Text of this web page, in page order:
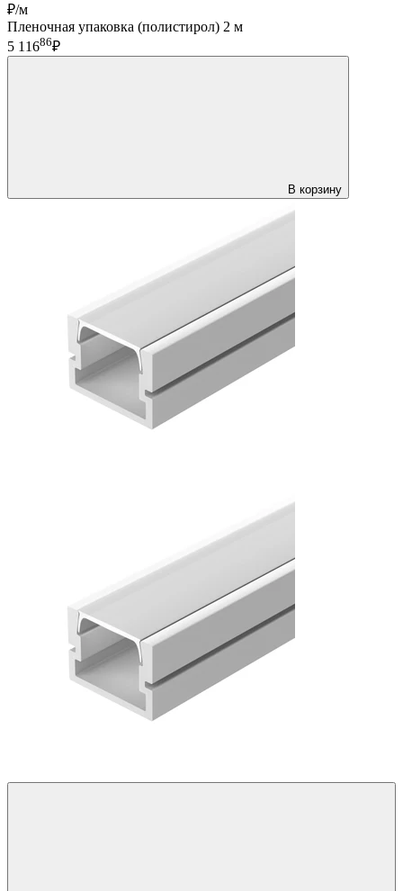
₽/м
Пленочная упаковка (полистирол) 2 м
5 11686₽
В корзину